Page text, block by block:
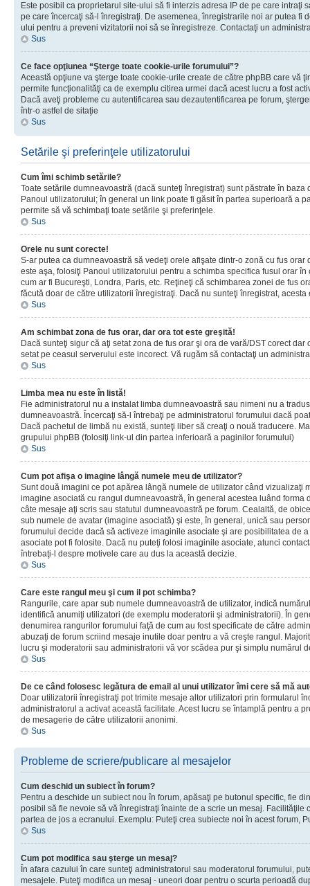
Este posibil ca proprietarul site-ului să fi interzis adresa IP de pe care intraţi
pe care încercaţi să-l înregistraţi. De asemenea, înregistrarile noi ar putea fi
ului pentru a preveni vizitatorii noi să se înregistreze. Contactaţi un
Sus
Ce face opţiunea “Şterge toate cookie-urile forumului”?
Această opţiune va şterge toate cookie-urile create de către phpBB care vă
permite funcţionalităţi ca de exemplu citirea urmei dacă acest lucru a fost
Dacă aveţi probleme cu autentificarea sau dezautentificarea pe forum,
într-o astfel de sitaţie
Sus
Setările şi preferinţele utilizatorului
Cum îmi schimb setările?
Toate setările dumneavoastră (dacă sunteţi înregistrat) sunt păstrate în baza
Panoul utilizatorului; în general un link poate fi găsit în partea superioară a
permite să vă schimbaţi toate setările şi preferinţele.
Sus
Orele nu sunt corecte!
S-ar putea ca dumneavoastră să vedeţi orele afişate dintr-o zonă cu fus orar
este aşa, folosiţi Panoul utilizatorului pentru a schimba specifica fusul orar
cum ar fi Bucureşti, Londra, Paris, etc. Reţineţi că schimbarea zonei de fus
făcută doar de către utilizatorii înregistraţi. Dacă nu sunteţi înregistrat, acesta
Sus
Am schimbat zona de fus orar, dar ora tot este greşită!
Dacă sunteţi sigur că aţi setat zona de fus orar şi ora de vară/DST corect
setat pe ceasul serverului este incorect. Vă rugăm să contactaţi un
Sus
Limba mea nu este în listă!
Fie administratorul nu a instalat limba dumneavoastră sau nimeni nu a
dumneavoastră. Încercaţi să-l întrebaţi pe administratorul forumului dacă
Dacă pachetul de limbă nu există, sunteţi liber să creaţi o nouă traducere.
grupului phpBB (folosiţi link-ul din partea inferioară a paginilor forumului)
Sus
Cum pot afişa o imagine lângă numele meu de utilizator?
Sunt două imagini ce pot apărea lângă numele de utilizator când vizualizaţi
imagine asociată cu rangul dumneavoastră, în general acestea luând forma
câte mesaje aţi scris sau statutul dumneavoastră pe forum. Cealaltă, de
sub numele de avatar (imagine asociată) şi este, în general, unică sau
forumului decide dacă să activeze imaginile asociate şi are posibilitatea de
asociate pot fi folosite. Dacă nu puteţi folosi imaginile asociate, atunci
întrebaţi-l despre motivele care au dus la această decizie.
Sus
Care este rangul meu şi cum il pot schimba?
Rangurile, care apar sub numele dumneavoastră de utilizator, indică
identifică anumiţi utilizatori (de exemplu moderatorii şi administratorii). În
denumirea rangurilor forumului faţă de cum au fost specificate de către
abuzaţi de forum scriind mesaje inutile doar pentru a vă creşte rangul.
lucru şi moderatorii sau administratorii vă vor scădea pur şi simplu numărul
Sus
De ce când folosesc legătura de email al unui utilizator îmi cere să mă
Doar utilizatorii înregistraţi pot trimite mesaje altor utilizatori prin formularul
administratorul a activat această facilitate. Acest lucru se întamplă pentru a
de mesagerie de către utilizatorii anonimi.
Sus
Probleme de scriere/publicare al mesajelor
Cum deschid un subiect în forum?
Pentru a deschide un subiect nou în forum, apăsaţi pe butonul specific, fie
posibil să fie nevoie să vă înregistraţi înainte de a scrie un mesaj. Facilităţile
partea de jos a ecranului. Exemplu: Puteţi crea subiecte noi în acest forum,
Sus
Cum pot modifica sau şterge un mesaj?
În afara cazului în care sunteţi administratorul sau moderatorul forumului,
mesajele. Puteţi modifica un mesaj - uneori doar pentru o scurta perioadă